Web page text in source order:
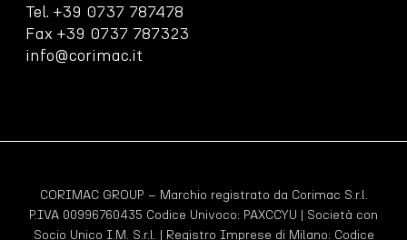
Tel. +39 0737 787478
Fax +39 0737 787323
info@corimac.it
CORIMAC GROUP – Marchio registrato da Corimac S.r.l.
P.IVA 00996760435 Codice Univoco: PAXCCYU | Società con
Socio Unico I.M. S.r.l. | Registro Imprese di Milano: Codice